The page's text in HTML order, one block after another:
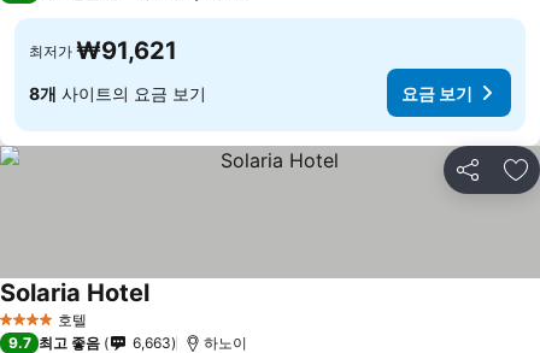
최저가 ₩91,621
8개 사이트의 요금 보기 요금 보기
공유 즐
4 성급 호텔
Solaria Hotel
9.7 최고 좋음 6,663 하노이